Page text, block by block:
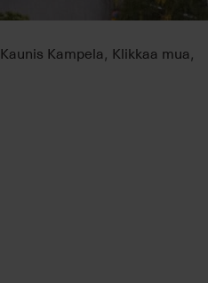
Kaunis Kampela, Klikkaa mua,